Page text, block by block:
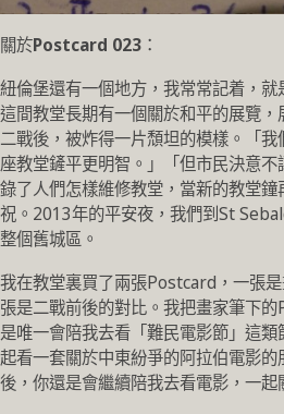
關於Postcard 023 ：
紐倫堡還有一個地方，我常常記着，
這間教堂長期有一個關於和平的展覽
二戰後，被炸得一片頹坦的模樣。「
座教堂鏟平更明智。」「但市民決意
錄了人們怎樣維修教堂，當新的教堂
祝。2013年的平安夜，我們到St
整個舊城區。
我在教堂裏買了兩張Postcard，一張
張是二戰前後的對比。我把畫家筆下
是唯一會陪我去看「難民電影節」這
起看一套關於中東紛爭的阿拉伯電影
後，你還是會繼續陪我去看電影，一起